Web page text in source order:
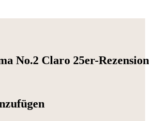
No.2 Claro 25er-